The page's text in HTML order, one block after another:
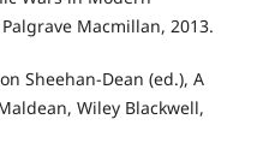
Macmillan, 2013.
Sheehan-Dean (ed.), A
Wiley Blackwell,